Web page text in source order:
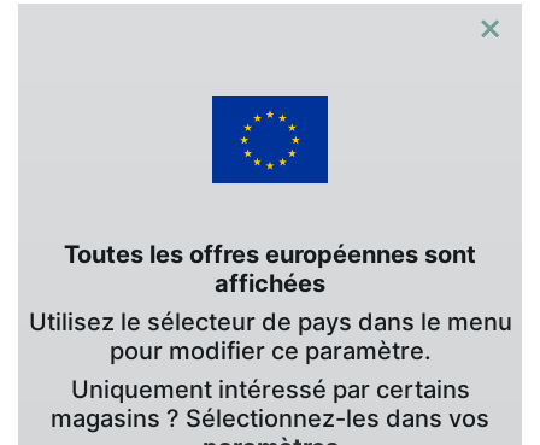
×
Toutes les offres européennes sont
affichées
Utilisez le sélecteur de pays dans le menu
pour modifier ce paramètre.
Uniquement intéressé par certains
magasins ? Sélectionnez-les dans vos